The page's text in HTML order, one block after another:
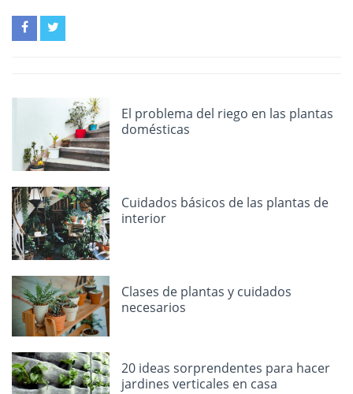
El problema del riego en las plantas
domésticas
Cuidados básicos de las plantas de
interior
Clases de plantas y cuidados
necesarios
20 ideas sorprendentes para hacer
jardines verticales en casa